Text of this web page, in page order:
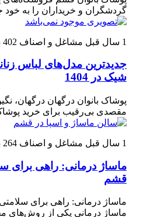
گردشگران و خریداران را به
1 سال قبل مشاغل و اصناف 402 بازدید
جدیدترین مدل‌های لباس
شیک در 1404
پوشاک بانوان درگهان درگهان،
مقصدی بی‌رقیب برای خرید پوشاک
1 سال قبل مشاغل و اصناف 264 بازدید
ماساژ درمانی: راهی برای
قشم
ماساژ درمانی: راهی برای
ماساژ درمانی یکی از روش‌های